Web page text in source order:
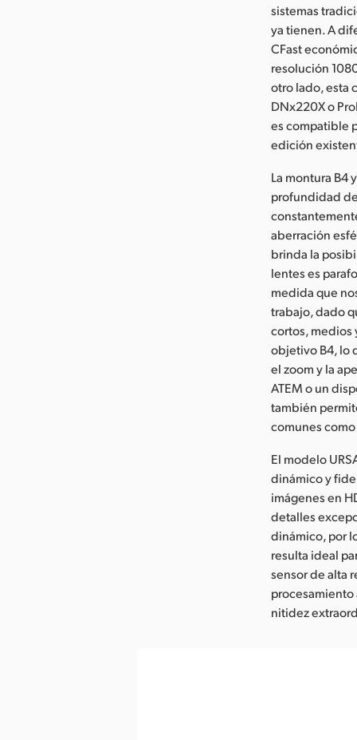
sistemas
ya tienen. A
CFast
resolución
otro lado, esta
DNx220X o
es compatible
edición
La montura B4
profundidad
aberración
brinda la
lentes es
medida que
trabajo, dado
cortos, medios
objetivo B4, lo
el zoom y la
ATEM o un
también
comunes
El modelo
dinámico y
imágenes en
detalles
dinámico, por
resulta ideal
sensor de alta
nitidez